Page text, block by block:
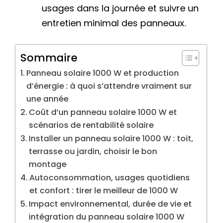
usages dans la journée et suivre un
entretien minimal des panneaux.
Sommaire
Panneau solaire 1000 W et production
d’énergie : à quoi s’attendre vraiment sur
une année
Coût d’un panneau solaire 1000 W et
scénarios de rentabilité solaire
Installer un panneau solaire 1000 W : toit,
terrasse ou jardin, choisir le bon
montage
Autoconsommation, usages quotidiens
et confort : tirer le meilleur de 1000 W
Impact environnemental, durée de vie et
intégration du panneau solaire 1000 W